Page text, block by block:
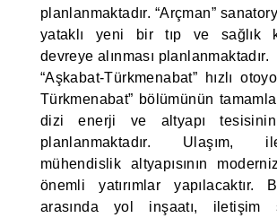
planlanmaktadır. “Arçman”
yataklı yeni bir tıp ve sağlık
devreye alınması planlanmaktadır.
“Aşkabat-Türkmenabat” hızlı
Türkmenabat” bölümünün
dizi enerji ve altyapı
planlanmaktadır. Ulaşım,
mühendislik altyapısının
önemli yatırımlar yapılacaktır.
arasında yol inşaatı, iletişim